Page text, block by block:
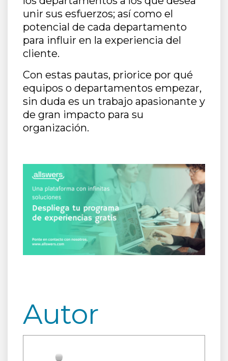
unir sus esfuerzos; así como el
potencial de cada departamento
para influir en la experiencia del
cliente.
Con estas pautas, priorice por qué
equipos o departamentos empezar,
sin duda es un trabajo apasionante y
de gran impacto para su
organización.
Autor